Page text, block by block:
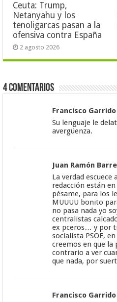
Ceuta: Trump,
Netanyahu y los
tenoligarcas pasan a la
ofensiva contra España
2 agosto 2026
4 Comentarios
Francisco Garrido
Su lenguaje le
avergüenza.
Juan Ramón
La verdad escuece
redacción están
pésame, para los
MUUUU bonito
no pasa nada yo
centralistas
ex pceros… y por
socialista PSOE,
creemos en que la
contrario a ver
que nada, por
Francisco Garrido